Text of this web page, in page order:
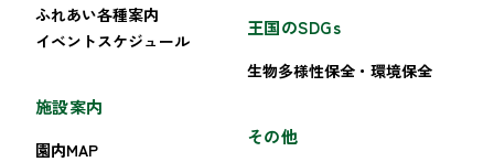
ふれあい各種案内
イベントスケジュール
施設案内
園内MAP
王国のSDGs
生物多様性保全・環境保全
その他